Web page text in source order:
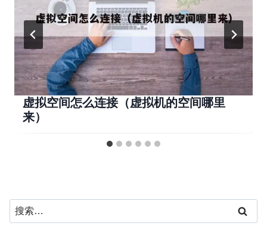
虚拟空间怎么连接（虚拟机的空间哪里
来）
搜
索：